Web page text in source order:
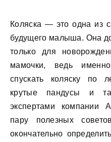
Коляска — это одна из
будущего малыша. Она
только для
мамочки, ведь
спускать коляску по
крутые пандусы и
экспертами компании
пару полезных
окончательно